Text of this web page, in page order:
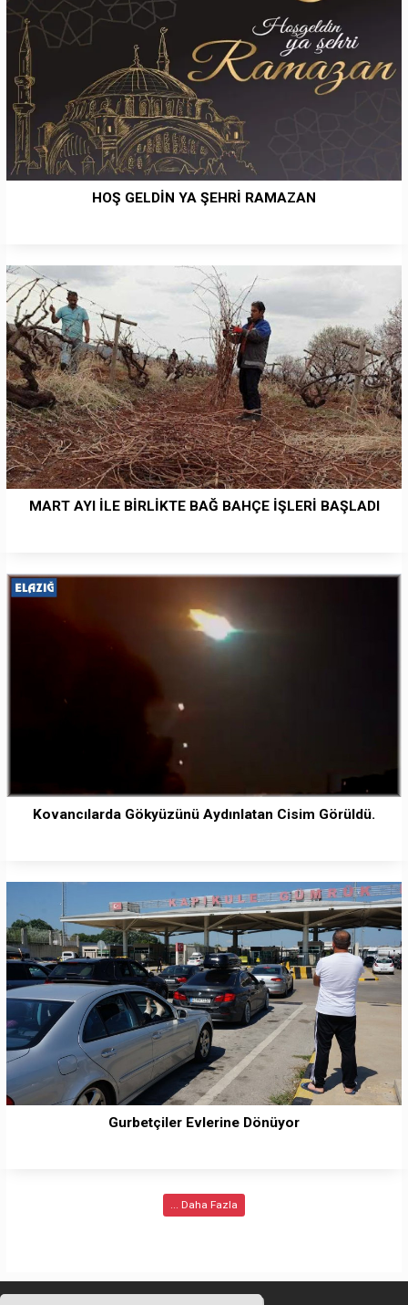
HOŞ GELDİN YA ŞEHRİ RAMAZAN
MART AYI İLE BİRLİKTE BAĞ BAHÇE İŞLERİ BAŞLADI
Kovancılarda Gökyüzünü Aydınlatan Cisim Görüldü.
Gurbetçiler Evlerine Dönüyor
... Daha Fazla